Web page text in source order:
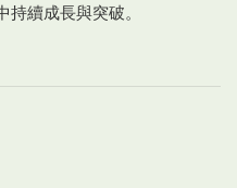
續成長與突破。